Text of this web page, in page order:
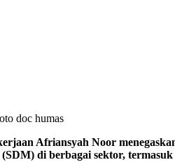
doc humas
Noor menegaskan
di berbagai sektor,